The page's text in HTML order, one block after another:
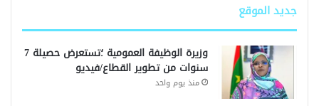
جديد الموقع
وزيرة الوظيفة العمومية ؛تستعرض حصيلة 7
سنوات من تطوير القطاع/فيديو
منذ يوم واحد